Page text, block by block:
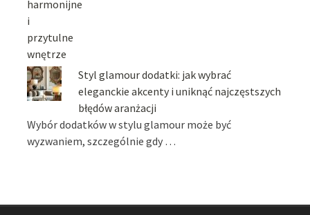
Styl glamour dodatki: jak wybrać
eleganckie akcenty i uniknąć najczęstszych
błędów aranżacji
Wybór dodatków w stylu glamour może być
wyzwaniem, szczególnie gdy …